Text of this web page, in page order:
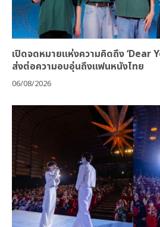
เปิดจดหมายแห่งความคิดถึง ‘Dear
ส่งต่อความอบอุ่นถึงแฟนหนังไทย
06/08/2026